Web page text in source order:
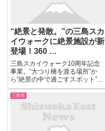
“絶景と発散。”の三島スカ
イウォークに絶景施設が新
登場！360 …
三島スカイウォーク10周年記念
事業。“大つり橋を渡る場所”か
ら“絶景の中で過ごすスポット”へ
富士山を望む全長400mの大つり
橋「三島スカイウォーク」(所在
地:静岡県三島市、運営:株式会社
スカイウォーク、本社:静岡県三
島市、代表:宮澤俊二)...
三島市